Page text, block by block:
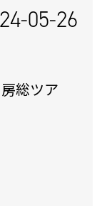
05-26
総ツア